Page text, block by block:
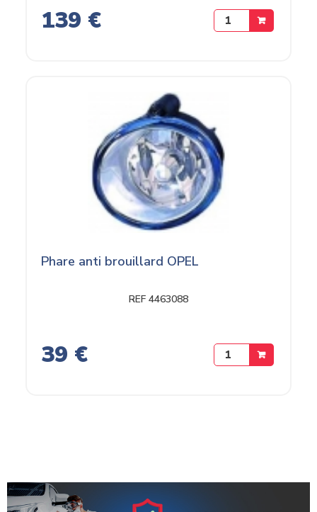
139 €
Phare anti brouillard OPEL
REF 4463088
39 €